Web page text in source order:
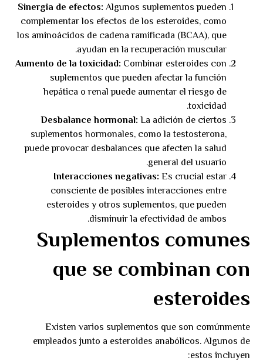
Sinergia de efectos: Algunos suplementos pueden
complementar los efectos de los esteroides, como
los aminoácidos de cadena ramificada (BCAA), que
ayudan en la recuperación muscular.
Aumento de la toxicidad: Combinar esteroides con
suplementos que pueden afectar la función
hepática o renal puede aumentar el riesgo de
toxicidad.
Desbalance hormonal: La adición de ciertos
suplementos hormonales, como la testosterona,
puede provocar desbalances que afecten la salud
general del usuario.
Interacciones negativas: Es crucial estar
consciente de posibles interacciones entre
esteroides y otros suplementos, que pueden
disminuir la efectividad de ambos.
Suplementos comunes
que se combinan con
esteroides
Existen varios suplementos que son comúnmente
empleados junto a esteroides anabólicos. Algunos de
estos incluyen: